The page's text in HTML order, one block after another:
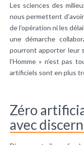
Les sciences des
nous permettent
de l’opération ni les
une démarche
pourront apporter leur
l’Homme » n’est pas
artificiels sont en plus
Zéro
avec